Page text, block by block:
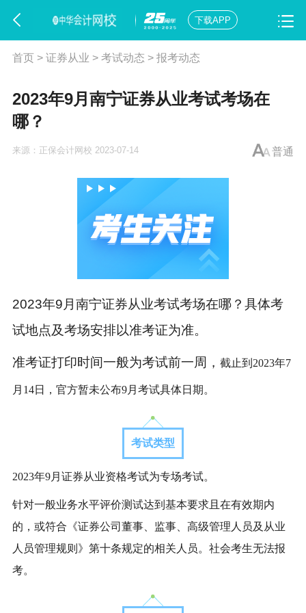
下载APP
首页> 证券从业 > 考试动态 > 报考动态
2023年9月南宁证券从业考试考场在
哪？
普通
来源： 正保会计网校 2023-07-14
2023年9月南宁证券从业考试考场在哪？具体考
试地点及考场安排以准考证为准。
准考证打印时间一般为考试前一周， 截止到2023年7
月14日，官方暂未公布9月考试具体日期。
考试类型
2023年9月 证券从业资格考试为专场考试。
针对一般业务水平评价测试达到基本要求且在有效期内
的，或符合《证券公司董事、监事、高级管理人员及从业
人员管理规则》第十条规定的相关人员。社会考生无法报
考。